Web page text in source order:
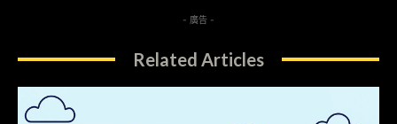
- 廣告 -
Related Articles